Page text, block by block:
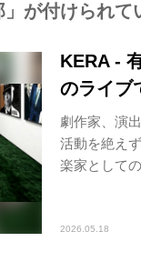
が付けられて
KERA -
のライブ
劇作家、演
活動を絶え
楽家として
2026.05.18